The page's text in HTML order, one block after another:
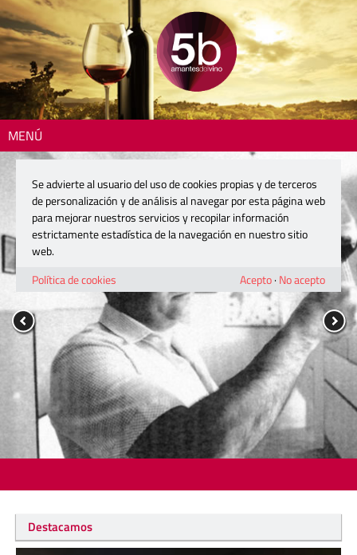
MENÚ
Destacamos
Se advierte al usuario del uso de cookies propias y de terceros
de personalización y de análisis al navegar por esta página web
para mejorar nuestros servicios y recopilar información
estrictamente estadística de la navegación en nuestro sitio
web.
Política de cookies
Acepto· No acepto